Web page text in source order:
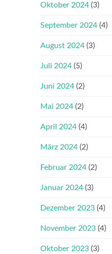
Oktober 2024 (3)
September 2024 (4)
August 2024 (3)
Juli 2024 (5)
Juni 2024 (2)
Mai 2024 (2)
April 2024 (4)
März 2024 (2)
Februar 2024 (2)
Januar 2024 (3)
Dezember 2023 (4)
November 2023 (4)
Oktober 2023 (3)